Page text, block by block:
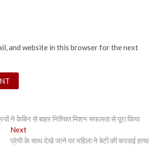
and website in this browser for the next
ने केबिन से बाहर निश्चित मिशन सफलता से पूरा किया
NextNext
post:
प्रेमी के साथ देखे जाने पर महिला ने बेटी की करवाई हत्या